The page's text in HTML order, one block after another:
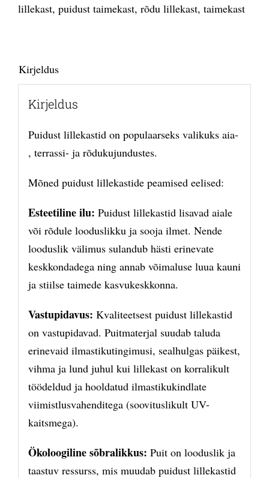
lillekast, puidust taimekast, rõdu lillekast, taimekast
Kirjeldus
Kirjeldus
Puidust lillekastid on populaarseks valikuks aia-
, terrassi- ja rõdukujundustes.
Mõned puidust lillekastide peamised eelised:
Esteetiline ilu: Puidust lillekastid lisavad aiale
või rõdule looduslikku ja sooja ilmet. Nende
looduslik välimus sulandub hästi erinevate
keskkondadega ning annab võimaluse luua kauni
ja stiilse taimede kasvukeskkonna.
Vastupidavus: Kvaliteetsest puidust lillekastid
on vastupidavad. Puitmaterjal suudab taluda
erinevaid ilmastikutingimusi, sealhulgas päikest,
vihma ja lund juhul kui lillekast on korralikult
töödeldud ja hooldatud ilmastikukindlate
viimistlusvahenditega (soovituslikult UV-
kaitsmega).
Ökoloogiline sõbralikkus: Puit on looduslik ja
taastuv ressurss, mis muudab puidust lillekastid